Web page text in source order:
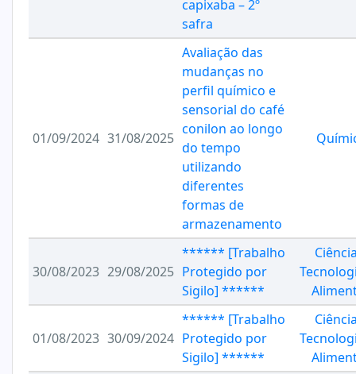
capixaba – 2º
safra
01/09/2024 31/08/2025
Avaliação das
mudanças no
perfil químico e
sensorial do café
conilon ao longo
do tempo
utilizando
diferentes
formas de
armazenamento
30/08/2023 29/08/2025
****** [Trabalho
Protegido por
Sigilo] ******
01/08/2023 30/09/2024
****** [Trabalho
Protegido por
Sigilo] ******